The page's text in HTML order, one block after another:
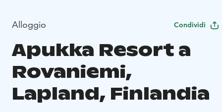
Alloggio Condividi
Apukka Resort a
Rovaniemi,
Lapland, Finlandia